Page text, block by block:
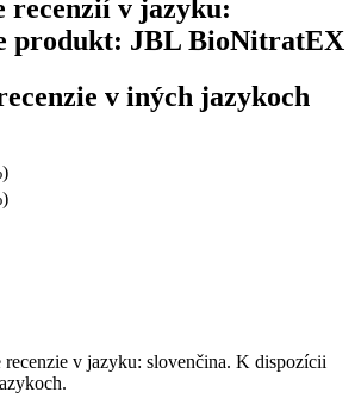
recenzií v jazyku:
produkt: JBL BioNitratEX
v iných jazykoch
recenzie v jazyku: slovenčina. K dispozícii